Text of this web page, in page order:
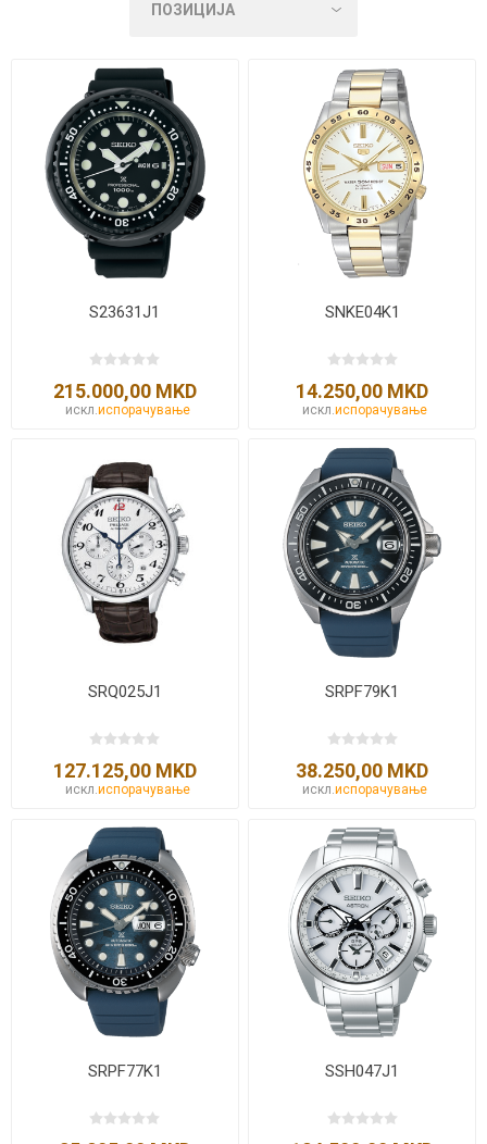
S23631J1
215.000,00 MKD
искл. испорачување
SNKE04K1
14.250,00 MKD
искл.испорачување
SRQ025J1
127.125,00 MKD
искл.испорачување
SRPF79K1
38.250,00 MKD
искл.испорачување
SRPF77K1 SSH047J1